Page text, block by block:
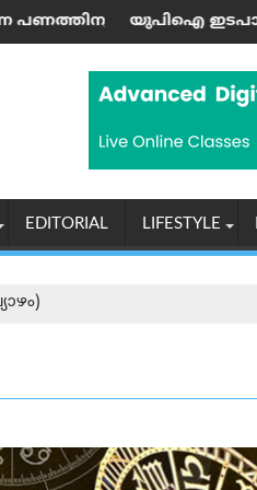
പുതിയ സഖ്യം രൂപീകരിച്ചു
യു‌ജി പേപ്പർ ചോർത്തി;
ഇടപാടുകൾക്ക് ബാങ്കുകൾക്ക്
EDITORIAL LIFESTYLE